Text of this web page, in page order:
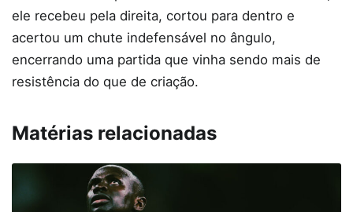
ele recebeu pela direita, cortou para dentro e
acertou um chute indefensável no ângulo,
encerrando uma partida que vinha sendo mais de
resistência do que de criação.
Matérias relacionadas